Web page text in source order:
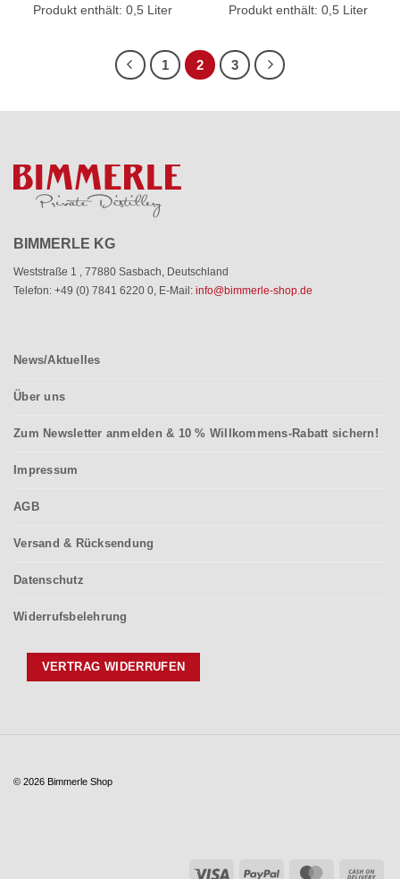
Produkt enthält: 0,5 Liter
Produkt enthält: 0,5 Liter
1 2 3
BIMMERLE KG
Weststraße 1 77880 Sasbach
Deutschland
Telefon: +49 (0) 7841 6220 0
E-Mail: info@bimmerle-shop.de
News/Aktuelles
Über uns
Zum Newsletter anmelden & 10 % Willkommens-Rabatt sichern!
Impressum
AGB
Versand & Rücksendung
Datenschutz
Widerrufsbelehrung
VERTRAG WIDERRUFEN
© 2026 Bimmerle Shop
Visa PayPal